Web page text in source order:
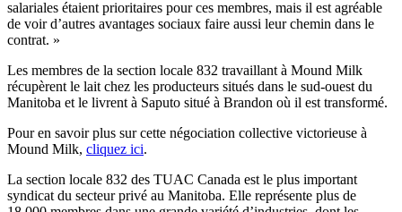
salariales étaient prioritaires pour ces membres, mais il est agréable
de voir d’autres avantages sociaux faire aussi leur chemin dans le
contrat. »
Les membres de la section locale 832 travaillant à Mound Milk
récupèrent le lait chez les producteurs situés dans le sud-ouest du
Manitoba et le livrent à Saputo situé à Brandon où il est transformé.
Pour en savoir plus sur cette négociation collective victorieuse à
Mound Milk, cliquez ici.
La section locale 832 des TUAC Canada est le plus important
syndicat du secteur privé au Manitoba. Elle représente plus de